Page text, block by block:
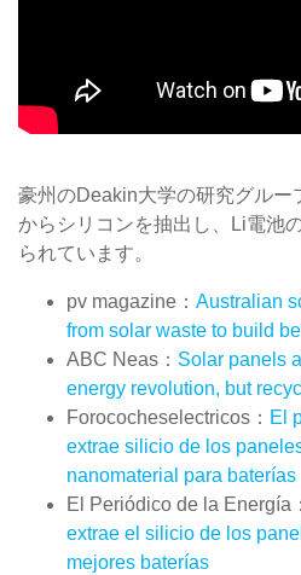
豪州のDeakin大学の研究グルー
からシリコンを抽出し、Li電池
られています。
pv magazine： Australian
from solar waste to build
ABC Neas： Solar panels
energy revolution, but
Forococheselectricos： El
extrae silicio de los
nanomaterial para baterías
El Periódico de la Energía：
extrae el silicio de los
mejores baterías